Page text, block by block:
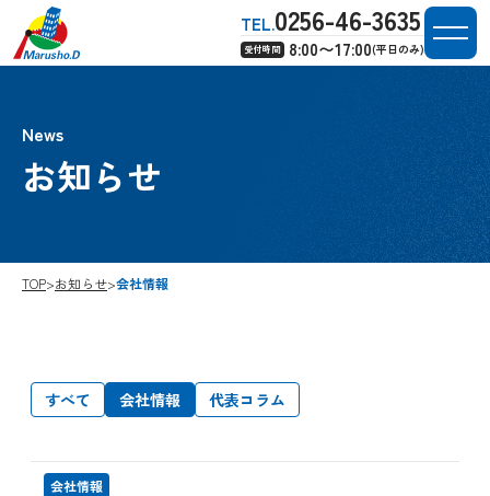
TEL.0256-46-3635
受付時間 8:00〜17:00(平日のみ)
News
お知らせ
TOP>お知らせ>会社情報
すべて 会社情報 代表コラム
会社情報